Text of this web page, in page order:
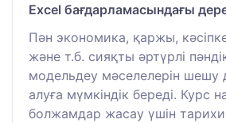
Excel бағдарламасындағы
Пән экономика, қаржы,
және т.б. сияқты әртүрлі
модельдеу мәселелерін шешу
алуға мүмкіндік береді. Курс
болжамдар жасау үшін тарихи